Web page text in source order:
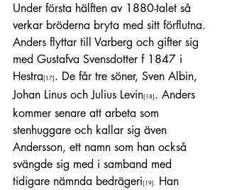
Under första hälften av 1880-talet så
verkar bröderna bryta med sitt förflutna.
Anders flyttar till Varberg och gifter sig
med Gustafva Svensdotter f 1847 i
Hestra[17] . De får tre söner, Sven Albin,
Johan Linus och Julius Levin[18] . Anders
kommer senare att arbeta som
stenhuggare och kallar sig även
Andersson, ett namn som han också
svängde sig med i samband med
tidigare nämnda bedrägeri[19]. Han